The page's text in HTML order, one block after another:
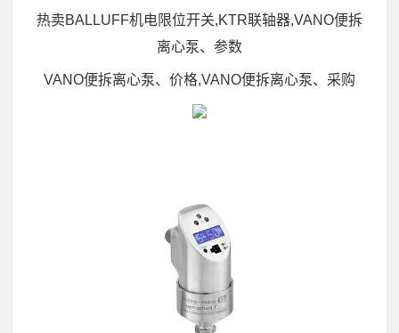
热卖BALLUFF机电限位开关,KTR联轴器,VANO便拆
离心泵、参数
VANO便拆离心泵、价格,VANO便拆离心泵、采购